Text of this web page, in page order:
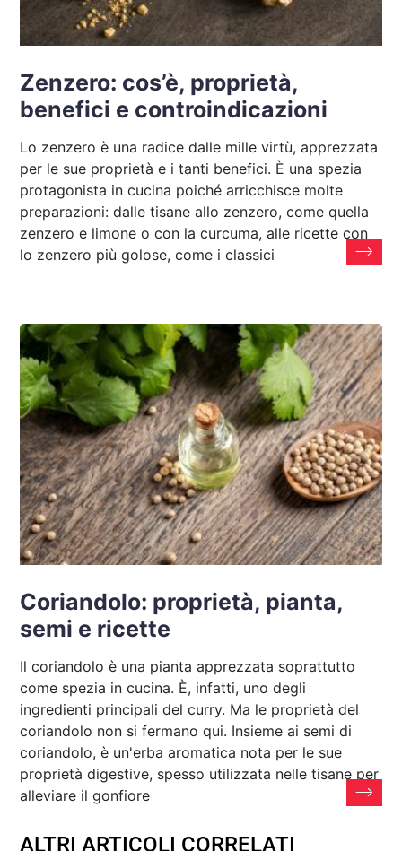
Zenzero: cos’è, proprietà,
benefici e controindicazioni
Lo zenzero è una radice dalle mille virtù, apprezzata
per le sue proprietà e i tanti benefici. È una spezia
protagonista in cucina poiché arricchisce molte
preparazioni: dalle tisane allo zenzero, come quella
zenzero e limone o con la curcuma, alle ricette con
lo zenzero più golose, come i classici
Coriandolo: proprietà, pianta,
semi e ricette
Il coriandolo è una pianta apprezzata soprattutto
come spezia in cucina. È, infatti, uno degli
ingredienti principali del curry. Ma le proprietà del
coriandolo non si fermano qui. Insieme ai semi di
coriandolo, è un'erba aromatica nota per le sue
proprietà digestive, spesso utilizzata nelle tisane per
alleviare il gonfiore
ALTRI ARTICOLI CORRELATI